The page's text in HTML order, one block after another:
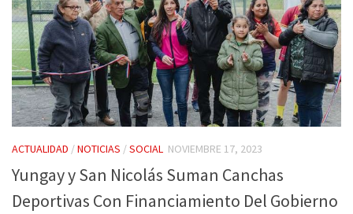
ACTUALIDAD /NOTICIAS /SOCIAL NOVIEMBRE 17, 2023
Yungay y San Nicolás Suman Canchas
Deportivas Con Financiamiento Del Gobierno